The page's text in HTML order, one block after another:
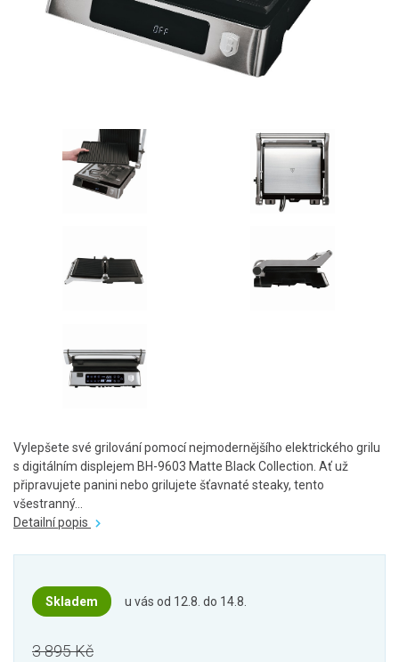
Vylepšete své grilování pomocí nejmodernějšího elektrického grilu
s digitálním displejem BH-9603 Matte Black Collection. Ať už
připravujete panini nebo grilujete šťavnaté steaky, tento
všestranný...
Detailní popis
Skladem u vás od 12.8. do 14.8.
3 895 Kč